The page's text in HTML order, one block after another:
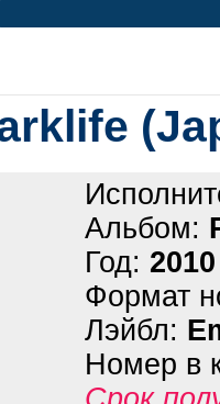
Альбом:
Год: 2010
Формат
Лэйбл:
Номер в